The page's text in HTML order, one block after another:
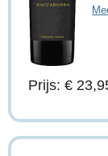
Prijs: €